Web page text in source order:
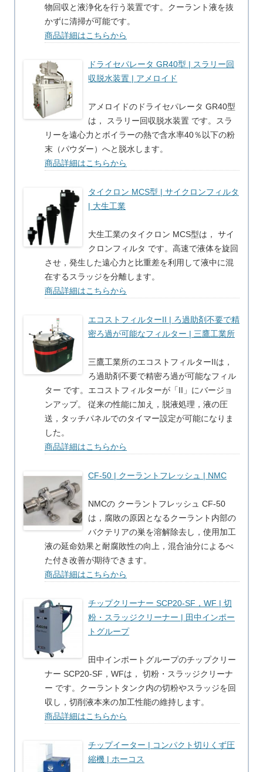
物回収と液浄化を行う装置です。クーラント液を抜
かずに清掃が可能です。
商品詳細はこちらから
ドライセパレータ GR40型 | スラリー回
収脱水装置 | アメロイド
アメロイドのドライセパレータ GR40型
は， スラリー回収脱水装置 です。スラ
リーを遠心力とボイラーの熱で含水率40％以下の粉
末（パウダー）へと脱水します。
商品詳細はこちらから
タイクロン MCS型 | サイクロンフィルタ
| 大生工業
大生工業のタイクロン MCS型は， サイ
クロンフィルタ です。高速で液体を旋回
させ，発生した遠心力と比重差を利用して液中に混
在するスラッジを分離します。
商品詳細はこちらから
エコストフィルターII | ろ過助剤不要で精
密ろ過が可能なフィルター | 三鷹工業所
三鷹工業所のエコストフィルターIIは，
ろ過助剤不要で精密ろ過が可能なフィル
ター です。エコストフィルターが「II」にバージョ
ンアップ。 従来の性能に加え，脱液処理，液の圧
送，タッチパネルでのタイマー設定が可能になりま
した。
商品詳細はこちらから
CF-50 | クーラントフレッシュ | NMC
NMCの クーラントフレッシュ CF-50
は，腐敗の原因となるクーラント内部の
バクテリアの巣を溶解除去し，使用加工
液の延命効果と耐腐敗性の向上，混合油分によるべ
た付き改善が期待できます。
商品詳細はこちらから
チップクリーナー SCP20-SF，WF | 切
粉・スラッジクリーナー | 田中インポー
トグループ
田中インポートグループのチップクリー
ナー SCP20-SF，WFは， 切粉・スラッジクリーナ
ー です。クーラントタンク内の切粉やスラッジを回
収し，切削液本来の加工性能の維持します。
商品詳細はこちらから
チップイーター | コンパクト切りくず圧
縮機 | ホーコス